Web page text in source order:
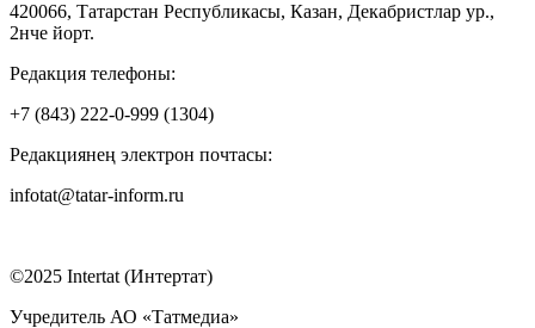
420066, Татарстан Республикасы, Казан, Декабристлар ур.,
2нче йорт.
Редакция телефоны:
+7 (843) 222-0-999 (1304)
Редакциянең электрон почтасы:
infotat@tatar-inform.ru
©2025 Intertat (Интертат)
Учредитель АО «Татмедиа»